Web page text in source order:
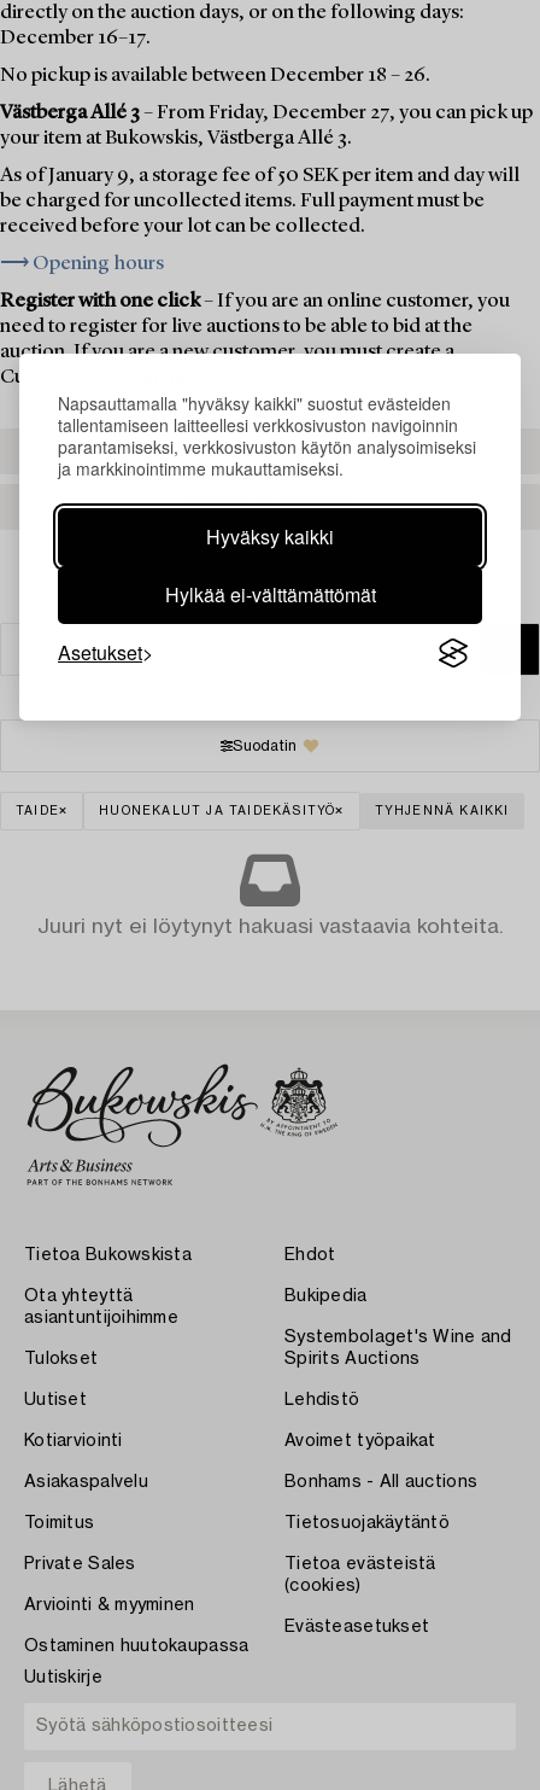
Napsauttamalla "hyväksy kaikki" suostut evästeiden
tallentamiseen laitteellesi verkkosivuston navigoinnin
parantamiseksi, verkkosivuston käytön analysoimiseksi
ja markkinointimme mukauttamiseksi.
Hyväksy kaikki
Hylkää ei-välttämättömät
Asetukset
directly on the auction days, or on the following days:
December 16–17.
No pickup is available between December 18 – 26.
Västberga Allé 3– From Friday, December 27, you can pick up
your item at Bukowskis, Västberga Allé 3.
As of January 9, a storage fee of 50 SEK per item and day will
be charged for uncollected items. Full payment must be
received before your lot can be collected.
⟶ Opening hours
Register with one click– If you are an online customer, you
need to register for live auctions to be able to bid at the
auction. If you are a new customer, you must create a
Customer Account first.
REGISTER TO BID
CREATE AN ACCOUNT
Suodatin
TAIDE HUONEKALUT JA TAIDEKÄSITYÖ TYHJENNÄ KAIKKI
Juuri nyt ei löytynyt hakuasi vastaavia kohteita.
Tietoa Bukowskista
Ota yhteyttä
asiantuntijoihimme
Tulokset
Uutiset
Kotiarviointi
Asiakaspalvelu
Toimitus
Private Sales
Arviointi & myyminen
Ostaminen huutokaupassa
Ehdot
Bukipedia
Systembolaget's Wine and
Spirits Auctions
Lehdistö
Avoimet työpaikat
Bonhams - All auctions
Tietosuojakäytäntö
Tietoa evästeistä
(cookies)
Evästeasetukset
Uutiskirje